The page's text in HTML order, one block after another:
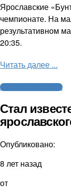
Ярославские
чемпионате. На
результативном
20:35.
Читать далее ...
Американский футбол
Стал
Опубликовано:
8 лет назад
от